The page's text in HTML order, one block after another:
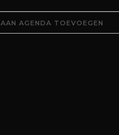
AAN AGENDA TOEVOEGEN